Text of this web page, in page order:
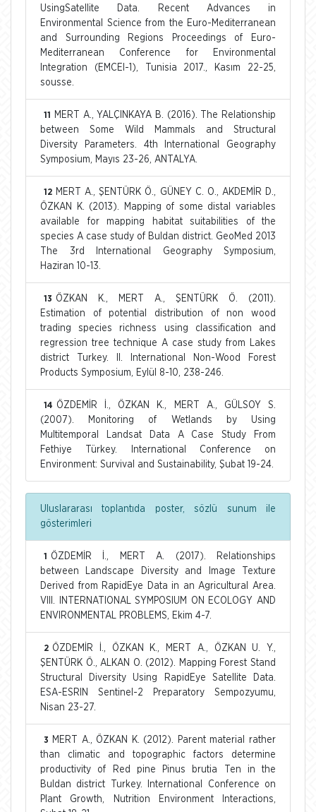
UsingSatellite Data. Recent Advances in
Environmental Science from the Euro-Mediterranean
and Surrounding Regions Proceedings of Euro-
Mediterranean Conference for Environmental
Integration (EMCEI-1), Tunisia 2017., Kasım 22-25,
sousse.
11
MERT A., YALÇINKAYA B. (2016). The Relationship
between Some Wild Mammals and Structural
Diversity Parameters. 4th International Geography
Symposium, Mayıs 23-26, ANTALYA.
12 MERT A., ŞENTÜRK Ö., GÜNEY C. O., AKDEMİR D.,
ÖZKAN K. (2013). Mapping of some distal variables
available for mapping habitat suitabilities of the
species A case study of Buldan district. GeoMed 2013
The 3rd International Geography Symposium,
Haziran 10-13.
13 ÖZKAN K., MERT A., ŞENTÜRK Ö. (2011).
Estimation of potential distribution of non wood
trading species richness using classification and
regression tree technique A case study from Lakes
district Turkey. II. International Non-Wood Forest
Products Symposium, Eylül 8-10, 238-246.
14 ÖZDEMİR İ., ÖZKAN K., MERT A., GÜLSOY S.
(2007). Monitoring of Wetlands by Using
Multitemporal Landsat Data A Case Study From
Fethiye Türkey. International Conference on
Environment: Survival and Sustainability, Şubat 19-24.
Uluslararası toplantıda poster, sözlü sunum ile
gösterimleri
1
ÖZDEMİR İ., MERT A. (2017). Relationships
between Landscape Diversity and Image Texture
Derived from RapidEye Data in an Agricultural Area.
VIII. INTERNATIONAL SYMPOSIUM ON ECOLOGY AND
ENVIRONMENTAL PROBLEMS, Ekim 4-7.
2 ÖZDEMİR İ., ÖZKAN K., MERT A., ÖZKAN U. Y.,
ŞENTÜRK Ö., ALKAN O. (2012). Mapping Forest Stand
Structural Diversity Using RapidEye Satellite Data.
ESA-ESRIN Sentinel-2 Preparatory Sempozyumu,
Nisan 23-27.
3
MERT A., ÖZKAN K. (2012). Parent material rather
than climatic and topographic factors determine
productivity of Red pine Pinus brutia Ten in the
Buldan district Turkey. International Conference on
Plant Growth, Nutrition Environment Interactions,